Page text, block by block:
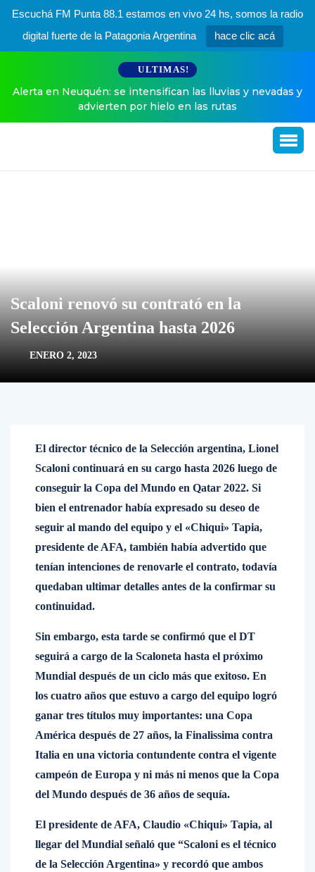
Escuchá FM Punta 88.1 estamos en vivo 24 hs, somos la radio
digital fuerte de la Patagonia Argentina
hace clic acá
ULTIMAS!
Alerta en Neuquén: se intensifican las lluvias y nevadas y
advierten por hielo en las rutas
Scaloni renovó su contrató en la
Selección Argentina hasta 2026
ENERO 2, 2023
El director técnico de la Selección argentina, Lionel
Scaloni continuará en su cargo hasta 2026 luego de
conseguir la Copa del Mundo en Qatar 2022. Si
bien el entrenador había expresado su deseo de
seguir al mando del equipo y el «Chiqui» Tapia,
presidente de AFA, también había advertido que
tenían intenciones de renovarle el contrato, todavía
quedaban ultimar detalles antes de la confirmar su
continuidad.
Sin embargo, esta tarde se confirmó que el DT
seguirá a cargo de la Scaloneta hasta el próximo
Mundial después de un ciclo más que exitoso. En
los cuatro años que estuvo a cargo del equipo logró
ganar tres títulos muy importantes: una Copa
América después de 27 años, la Finalissima contra
Italia en una victoria contundente contra el vigente
campeón de Europa y ni más ni menos que la Copa
del Mundo después de 36 años de sequía.
El presidente de AFA, Claudio «Chiqui» Tapia, al
llegar del Mundial señaló que “Scaloni es el técnico
de la Selección Argentina» y recordó que ambos